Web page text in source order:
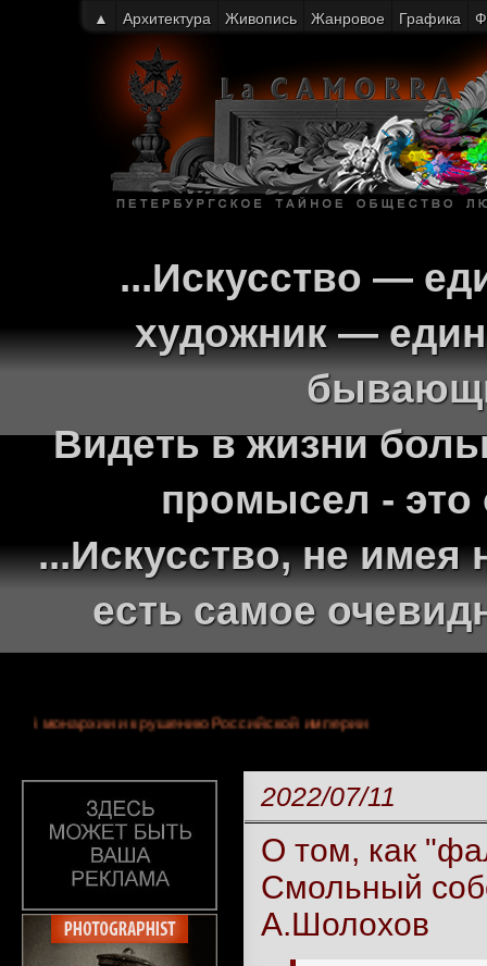
...Искусство —
художник —
Видеть в жизни
промысел - это
...Искусство, не
есть самое
летней монархии и крушению Российской империи
2022/07/11
О том, как
Смольный
А.Шолохов
▲ Архитектура Живопись Жанровое Графика